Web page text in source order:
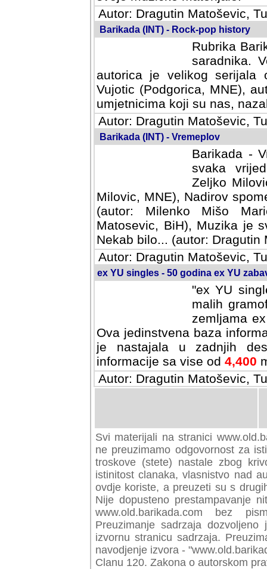
Autor: Dragutin Matoševic,
Barikada (INT) - Rock-pop history
Rubrika
saradnika.
autorica je velikog serijala
Vujotic (Podgorica, MNE),
umjetnicima koji su nas,
Autor: Dragutin Matoševic,
Barikada (INT) - Vremeplov
Barikada -
svaka
Milovic,
MNE), Nadirov spomenar
Milenko Mišo Maric, UK),
Muzika je svirala (autor:
(autor: Dragutin Matosevic,
Autor: Dragutin Matoševic,
ex YU singles - 50 godina ex YU
"ex YU
malih
zemljama
Ova jedinstvena baza
je nastajala u zadnjih
informacije sa vise od 4,400
Autor: Dragutin Matoševic,
Svi materijali na stranici
preuzimamo odgovornost za
troskove (stete) nastale zbog
istinitost clanaka, vlasnistvo nad
ovdje koriste, a preuzeti su s
Nije dopusteno prestampavanje
www.old.barikada.com bez
Preuzimanje sadrzaja
izvornu stranicu sadrzaja.
navodjenje izvora -
Clanu 120. Zakona o autorskom